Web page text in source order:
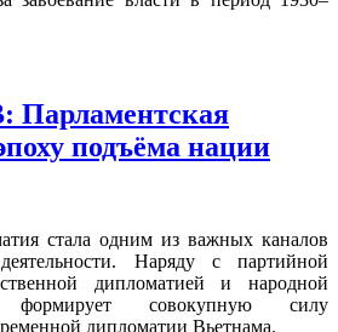
Парламентская
подъёма нации
стала одним из важных каналов
Наряду с партийной
дипломатией и народной
совокупную силу
дипломатии Вьетнама.